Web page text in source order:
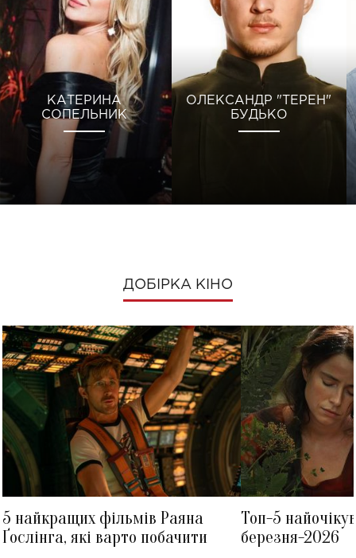
КАТЕРИНА
СОПЕЛЬНИК
ОЛЕКСАНДР "ТЕРЕН"
БУДЬКО
ДОБІРКА КІНО
5 найкращих фільмів Раяна
Ґослінга, які варто побачити
Топ-5
березня-2026